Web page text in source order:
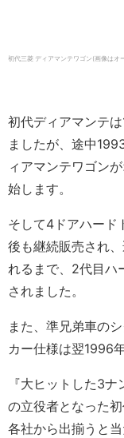
初代三菱 ディアマンテワゴン(画像は
初代ディアマンテ
ましたが、途中
ィアマンテワゴン
始します。
そして4ドアハード
後も継続販売され
れるまで、2代目ハ
されました。
また、準兄弟車の
カー仕様は翌1996
『大ヒットした3
の立役者となった
各社から出揃うと